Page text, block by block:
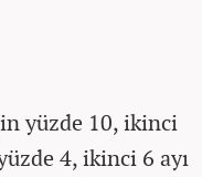
yüzde 10, ikinci
4, ikinci 6 ayı